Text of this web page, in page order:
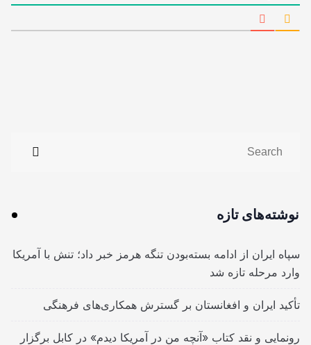
نوشته‌های تازه
سپاه ایران از ادامه بسته‌بودن تنگه هرمز خبر داد؛ تنش با آمریکا
وارد مرحله تازه شد
تأکید ایران و افغانستان بر گسترش همکاری‌های فرهنگی
رونمایی و نقد کتاب «آنچه من در آمریکا دیدم» در کابل برگزار